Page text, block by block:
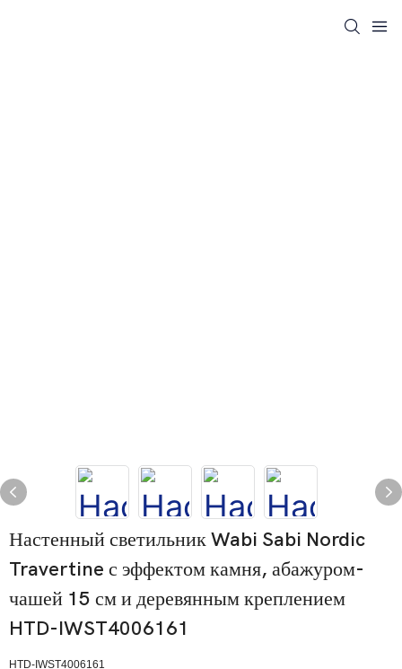
Настенный светильник Wabi Sabi Nordic
Travertine с эффектом камня, абажуром-
чашей 15 см и деревянным креплением
HTD-IWST4006161
HTD-IWST4006161